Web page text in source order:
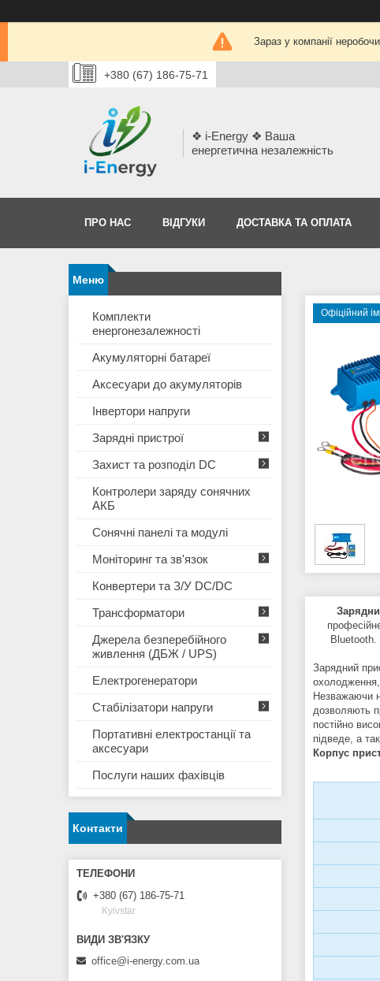
Зараз у компанії
+380 (67) 186-75-71
❖ i-Energy ❖ Ваша
енергетична незалежність
ПРО НАС ВІДГУКИ ДОСТАВКА ТА ОПЛАТА
Офіційний
Bluetooth.
Зарядний
Незважаючи
дозволяють
постійно
підведе, а
Корпус
Комплекти
енергонезалежності
Акумуляторні батареї
Аксесуари до акумуляторів
Інвертори напруги
Зарядні пристрої
Захист та розподіл DC
Контролери заряду сонячних
АКБ
Сонячні панелі та модулі
Моніторинг та зв'язок
Конвертери та З/У DC/DC
Трансформатори
Джерела безперебійного
живлення (ДБЖ / UPS)
Електрогенератори
Стабілізатори напруги
Портативні електростанції та
аксесуари
Послуги наших фахівців
Контакти
+380 (67) 186-75-71
Kyivstar
office@i-energy.com.ua